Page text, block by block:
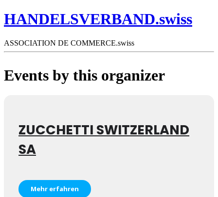
HANDELSVERBAND.swiss
ASSOCIATION DE COMMERCE.swiss
Events by this organizer
ZUCCHETTI SWITZERLAND
SA
Mehr erfahren